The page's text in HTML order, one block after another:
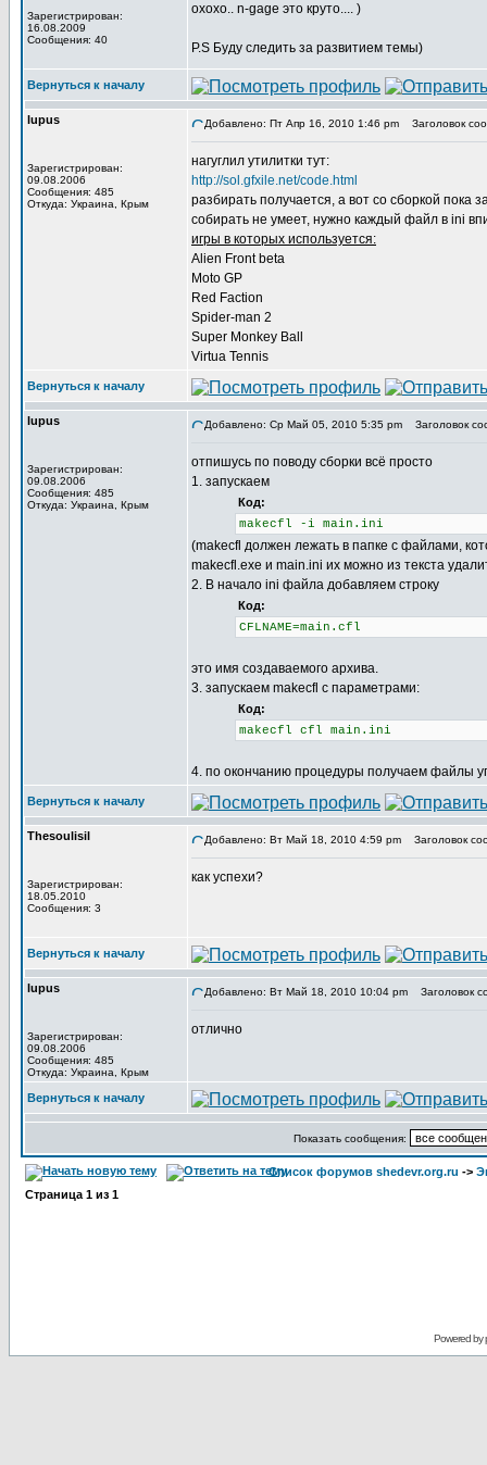
Зарегистрирован:
16.08.2009
Сообщения: 40
охохо.. n-gage это круто.... )
P.S Буду следить за развитием темы)
Вернуться к началу
lupus
Зарегистрирован:
09.08.2006
Сообщения: 485
Откуда: Украина, Крым
Добавлено: Пт Апр 16, 2010 1:46 pm Заголовок
нагуглил утилитки тут:
http://sol.gfxile.net/code.html
разбирать получается, а вот со сборкой пока
собирать не умеет, нужно каждый файл в ini
игры в которых используется:
Alien Front beta
Moto GP
Red Faction
Spider-man 2
Super Monkey Ball
Virtua Tennis
Вернуться к началу
lupus
Зарегистрирован:
09.08.2006
Сообщения: 485
Откуда: Украина, Крым
Добавлено: Ср Май 05, 2010 5:35 pm Заголовок
отпишусь по поводу сборки всё просто
1. запускаем
Код:
makecfl -i main.ini
(makecfl должен лежать в папке с файлами,
makecfl.exe и main.ini их можно из текста
2. В начало ini файла добавляем строку
Код:
CFLNAME=main.cfl
это имя создаваемого архива.
3. запускаем makecfl с параметрами:
Код:
makecfl cfl main.ini
4. по окончанию процедуры получаем файлы
Вернуться к началу
Thesoulisil
Зарегистрирован:
18.05.2010
Сообщения: 3
Добавлено: Вт Май 18, 2010 4:59 pm Заголовок
как успехи?
Вернуться к началу
lupus
Зарегистрирован:
09.08.2006
Сообщения: 485
Откуда: Украина, Крым
Добавлено: Вт Май 18, 2010 10:04 pm Заголовок
отлично
Вернуться к началу
Показать сообщения:
Список форумов shedevr.org.ru ->
Страница 1 из 1
Powered by